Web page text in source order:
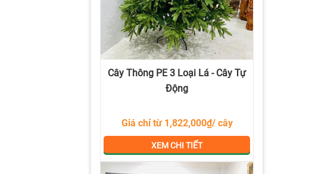
Cây Thông PE 3 Loại Lá - Cây Tự
Động
Giá chỉ từ 1,822,000₫/ cây
XEM CHI TIẾT